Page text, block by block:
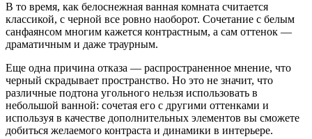
В то время, как белоснежная ванная комната считается
классикой, с черной все ровно наоборот. Сочетание с белым
санфаянсом многим кажется контрастным, а сам оттенок —
драматичным и даже траурным.
Еще одна причина отказа — распространенное мнение, что
черный скрадывает пространство. Но это не значит, что
различные подтона угольного нельзя использовать в
небольшой ванной: сочетая его с другими оттенками и
используя в качестве дополнительных элементов вы сможете
добиться желаемого контраста и динамики в интерьере.